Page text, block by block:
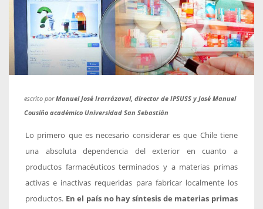
escrito porManuel José Irarrázaval, director de IPSUSS y José Manuel
Cousiño académico Universidad San Sebastián
Lo primero que es necesario considerar es que Chile tiene
una absoluta dependencia del exterior en cuanto a
productos farmacéuticos terminados y a materias primas
activas e inactivas requeridas para fabricar localmente los
productos. En el país no hay síntesis de materias primas